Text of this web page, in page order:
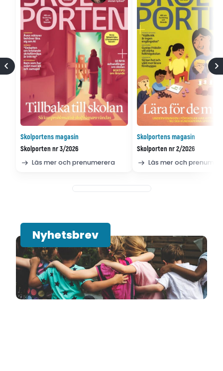
Skolportens magasin
Skolporten nr 3/2026
Läs mer och prenumerera
Skolportens magasin
Skolporten nr 2/2026
Läs mer och
Nyhetsbrev